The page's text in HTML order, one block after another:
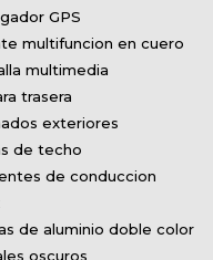
GPS
multifuncion en cuero
multimedia
trasera
exteriores
de techo
de conduccion
de aluminio doble color
oscuros